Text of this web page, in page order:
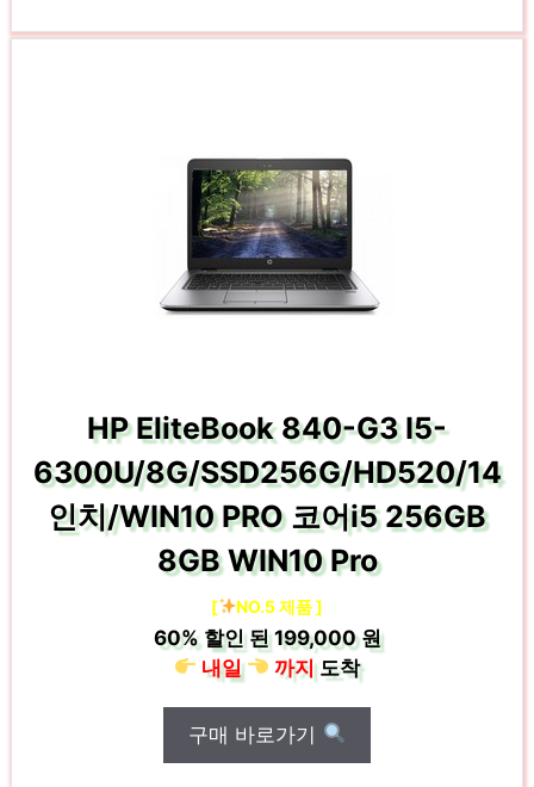
HP EliteBook 840-G3 I5-
6300U/8G/SSD256G/HD520/14
인치/WIN10 PRO 코어i5 256GB
8GB WIN10 Pro
[ NO.5 제품 ]
60%할인 된199,000 원
내일
까지도착
구매 바로가기